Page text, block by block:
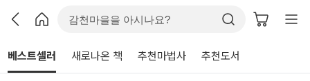
베스트셀러 새로나온 책 추천마법사 추천도서